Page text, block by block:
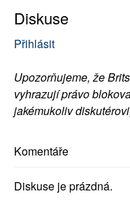
Diskuse
Přihlásit
Upozorňujeme, že
vyhrazují právo
jakémukoliv
Komentáře
Diskuse je prázdná.